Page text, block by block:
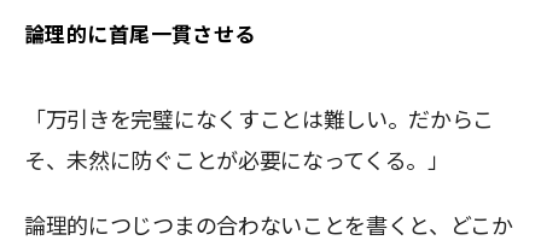
論理的に首尾一貫させる
「万引きを完璧になくすことは難しい。だからこ
そ、未然に防ぐことが必要になってくる。」
論理的につじつまの合わないことを書くと、どこか